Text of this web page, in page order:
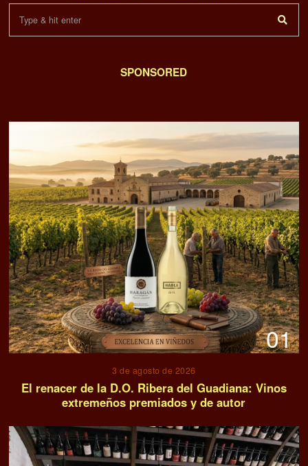
SPONSORED
01
3 de agosto de 2026
El renacer de la D.O. Ribera del Guadiana: Vinos
extremeños premiados y de autor